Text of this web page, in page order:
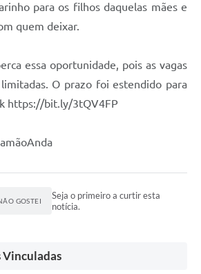
para os filhos daquelas mães e
quem deixar.
essa oportunidade, pois as vagas
O prazo foi estendido para
https://bit.ly/3tQV4FP
GOSTEI
Seja o primeiro a curtir esta
notícia.
Vinculadas